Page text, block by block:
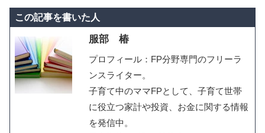
この記事を書いた人
服部 椿
プロフィール：FP分野専門のフリーラ
ンスライター。
子育て中のママFPとして、子育て世帯
に役立つ家計や投資、お金に関する情報
を発信中。